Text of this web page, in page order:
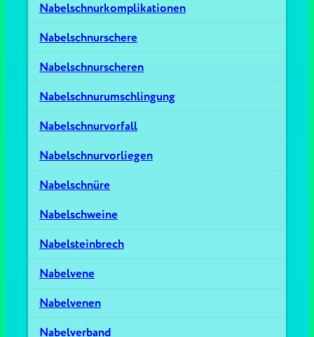
Nabelschnurkomplikationen
Nabelschnurschere
Nabelschnurscheren
Nabelschnurumschlingung
Nabelschnurvorfall
Nabelschnurvorliegen
Nabelschnüre
Nabelschweine
Nabelsteinbrech
Nabelvene
Nabelvenen
Nabelverband